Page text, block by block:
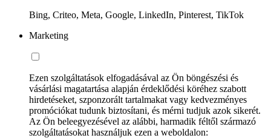
Bing, Criteo, Meta, Google, LinkedIn, Pinterest, TikTok
Marketing
Ezen szolgáltatások elfogadásával az Ön böngészési és
vásárlási magatartása alapján érdeklődési köréhez szabott
hirdetéseket, szponzorált tartalmakat vagy kedvezményes
promóciókat tudunk biztosítani, és mérni tudjuk azok sikerét.
Az Ön beleegyezésével az alábbi, harmadik féltől származó
szolgáltatásokat használjuk ezen a weboldalon: